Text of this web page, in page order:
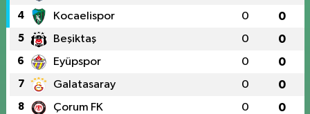
4 Kocaelispor 0 0
5 Beşiktaş 0 0
6 Eyüpspor 0 0
7 Galatasaray 0 0
8 Çorum FK 0 0